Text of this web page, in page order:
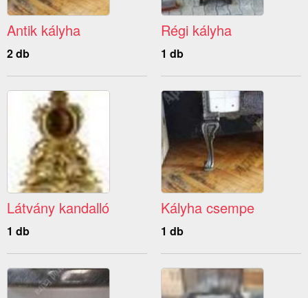
Antik kályha
2 db
Régi kályha
1 db
Látvány kandalló
1 db
Kályha csempe
1 db